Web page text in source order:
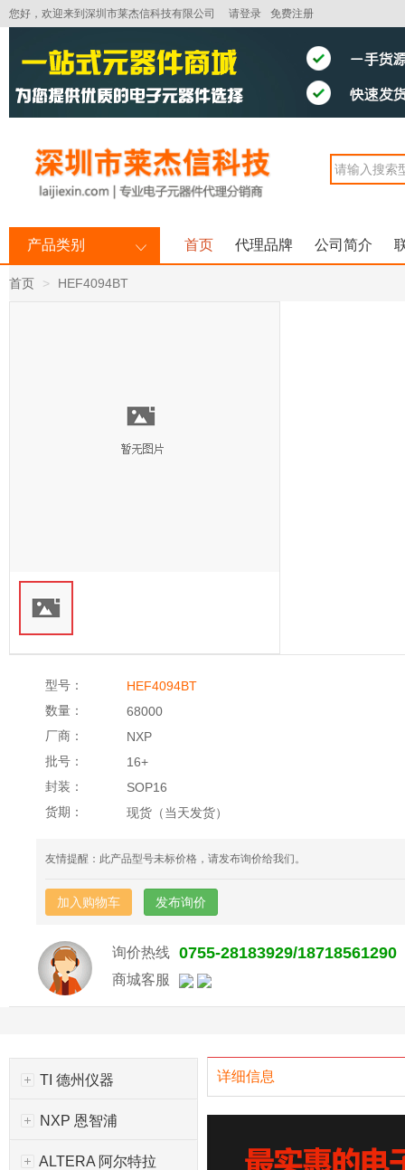
您好，欢迎来到深圳市莱杰信科技有限公司 请登录 免费注册
产品类别 首页 代理品牌 公司简介
首页 HEF4094BT
型号： HEF4094BT
数量： 68000
厂商： NXP
批号： 16+
封装： SOP16
货期： 现货（当天发货）
友情提醒：此产品型号未标价格，请发布询价给我们。
加入购物车 发布询价
询价热线 0755-28183929/18718561290
商城客服
TI 德州仪器
NXP 恩智浦
ALTERA 阿尔特拉
详细信息